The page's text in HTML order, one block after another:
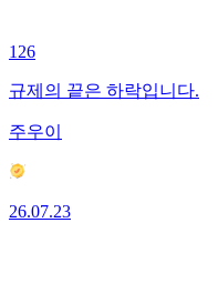
126
규제의 끝은 하락입니다.
주우이
26.07.23